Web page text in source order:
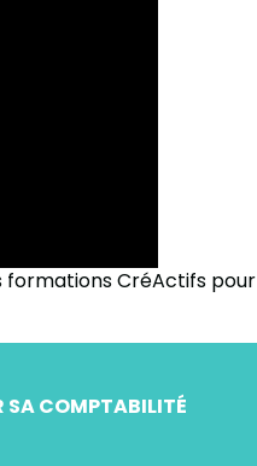
formations CréActifs pour
SA COMPTABILITÉ